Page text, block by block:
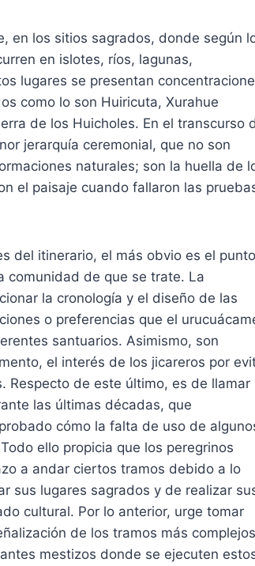
en los sitios sagrados, donde según
en islotes, ríos, lagunas,
lugares se presentan
como lo son Huiricuta, Xurahue
de los Huicholes. En el transcurso
jerarquía ceremonial, que no son
naturales; son la huella de
el paisaje cuando fallaron las
del itinerario, el más obvio es el punto
comunidad de que se trate. La
la cronología y el diseño de las
o preferencias que el
santuarios. Asimismo, son
el interés de los jicareros por
de este último, es de llamar
las últimas décadas, que
cómo la falta de uso de
ello propicia que los peregrinos
a andar ciertos tramos debido a lo
sus lugares sagrados y de realizar
cultural. Por lo anterior, urge tomar
de los tramos más
mestizos donde se ejecuten